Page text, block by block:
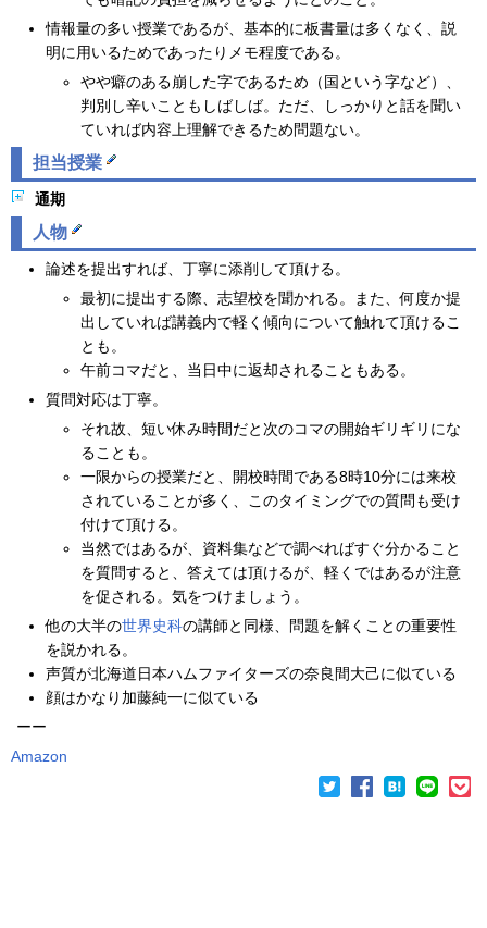
情報量の多い授業であるが、基本的に板書量は多くなく、説
明に用いるためであったりメモ程度である。
やや癖のある崩した字であるため（国という字など）、
判別し辛いこともしばしば。ただ、しっかりと話を聞い
ていれば内容上理解できるため問題ない。
担当授業
通期
人物
論述を提出すれば、丁寧に添削して頂ける。
最初に提出する際、志望校を聞かれる。また、何度か提
出していれば講義内で軽く傾向について触れて頂けるこ
とも。
午前コマだと、当日中に返却されることもある。
質問対応は丁寧。
それ故、短い休み時間だと次のコマの開始ギリギリにな
ることも。
一限からの授業だと、開校時間である8時10分には来校
されていることが多く、このタイミングでの質問も受け
付けて頂ける。
当然ではあるが、資料集などで調べればすぐ分かること
を質問すると、答えては頂けるが、軽くではあるが注意
を促される。気をつけましょう。
他の大半の世界史科の講師と同様、問題を解くことの重要性
を説かれる。
声質が北海道日本ハムファイターズの奈良間大己に似ている
顔はかなり加藤純一に似ている
ーー
Amazon